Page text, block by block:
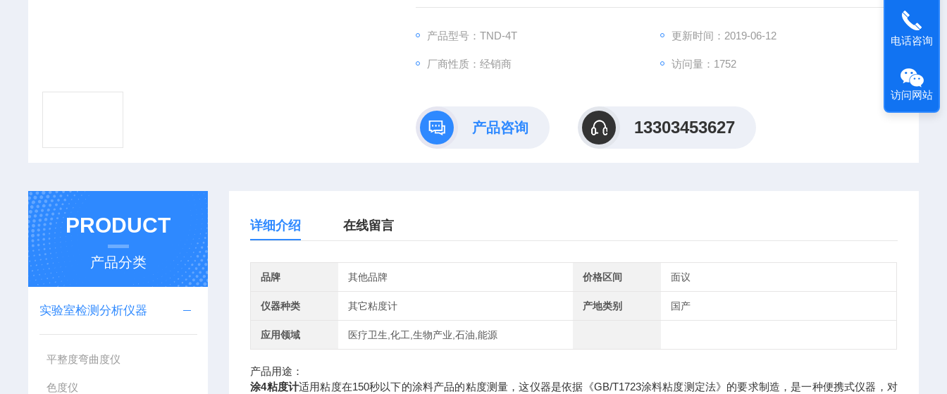
产品型号：TND-4T 更新时间：2019-06-12
厂商性质：经销商 访问量：1752
产品咨询 13303453627
PRODUCT
产品分类
实验室检测分析仪器
平整度弯曲度仪
色度仪
详细介绍 在线留言
品牌 其他品牌 价格区间 面议
仪器种类 其它粘度计 产地类别 国产
应用领域 医疗卫生,化工,生物产业,石油,能源
产品用途：
涂4粘度计适用粘度在150秒以下的涂料产品的粘度测量，这仪器是依据《GB/T1723涂料粘度测定法》的要求制造，是一种便携式仪器，对
电话咨询
访问网站